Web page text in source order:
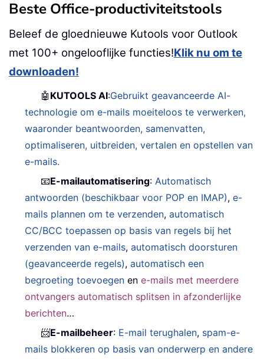
Beste Office-productiviteitstools
Beleef de gloednieuwe Kutools voor Outlook
met 100+ ongelooflijke functies!Klik nu om te
downloaden!
🤖 KUTOOLS AI:Gebruikt geavanceerde AI-
technologie om e-mails moeiteloos te verwerken,
waaronder beantwoorden, samenvatten,
optimaliseren, uitbreiden, vertalen en opstellen van
e-mails.
📧E-mailautomatisering:Automatisch
antwoorden (beschikbaar voor POP en IMAP),e-
mails plannen om te verzenden,automatisch
CC/BCC toepassen op basis van regels bij het
verzenden van e-mails,automatisch doorsturen
(geavanceerde regels),automatisch een
begroeting toevoegen ene-mails met meerdere
ontvangers automatisch splitsen in afzonderlijke
berichten…
📨E-mailbeheer: E-mail terughalen, spam-e-
mails blokkeren op basis van onderwerp en andere